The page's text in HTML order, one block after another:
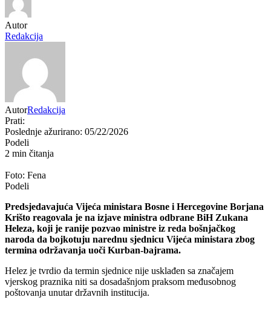
Autor
Redakcija
AutorRedakcija
Prati:
Poslednje ažurirano: 05/22/2026
Podeli
2 min čitanja
Foto: Fena
Podeli
Predsjedavajuća Vijeća ministara Bosne i Hercegovine Borjana
Krišto reagovala je na izjave ministra odbrane BiH Zukana
Heleza, koji je ranije pozvao ministre iz reda bošnjačkog
naroda da bojkotuju narednu sjednicu Vijeća ministara zbog
termina održavanja uoči Kurban-bajrama.
Helez je tvrdio da termin sjednice nije usklađen sa značajem
vjerskog praznika niti sa dosadašnjom praksom međusobnog
poštovanja unutar državnih institucija.